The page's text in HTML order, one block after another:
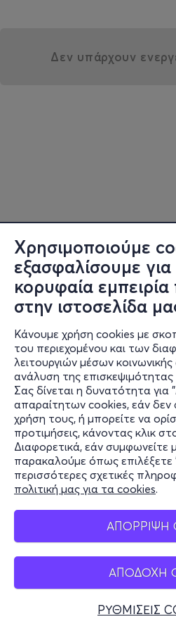
Χρησιμοποιούμε
εξασφαλίσουμε για
κορυφαία
στην ιστοσελίδα
Κάνουμε χρήση cookies με
του περιεχομένου και των
λειτουργιών μέσων
ανάλυση της
Σας δίνεται η δυνατότητα
απαραίτητων cookies, εάν δεν
χρήση τους, ή μπορείτε να
προτιμήσεις, κάνοντας κλικ
Διαφορετικά, εάν
παρακαλούμε όπως
περισσότερες σχετικές
πολιτική μας για τα cookies.
ΑΠΟΡΡΙΨΗ
ΑΠΟΔΟΧΗ
ΡΥΘΜΙΣΕΙΣ
Δεν υπάρχουν